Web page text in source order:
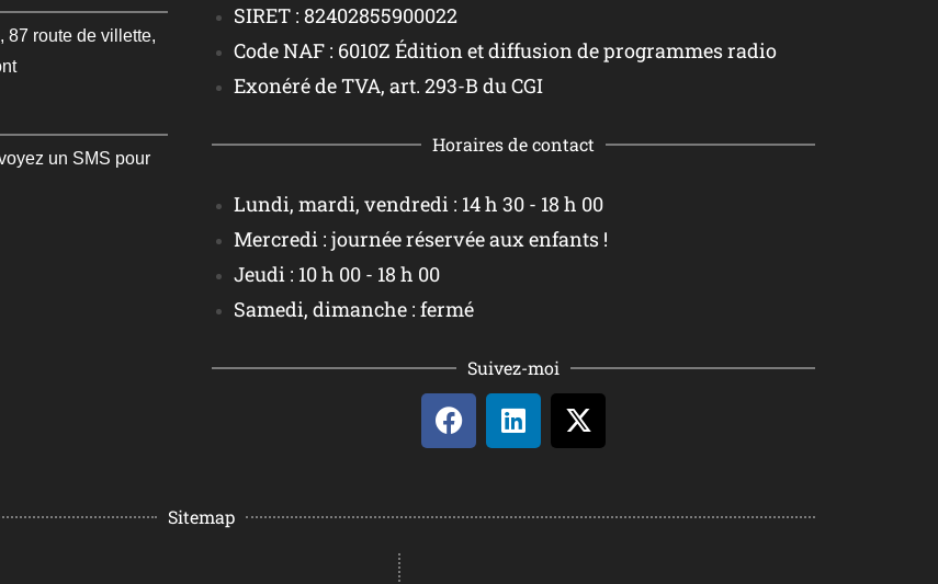
87 route de villette,
un SMS pour
SIRET : 82402855900022
Code NAF : 6010Z Édition et diffusion de programmes radio
Exonéré de TVA, art. 293-B du CGI
Horaires de contact
Lundi, mardi, vendredi : 14 h 30 - 18 h 00
Mercredi : journée réservée aux enfants !
Jeudi : 10 h 00 - 18 h 00
Samedi, dimanche : fermé
Suivez-moi
Sitemap